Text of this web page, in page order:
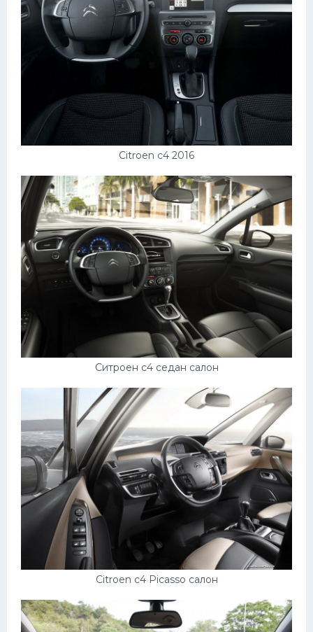
Citroen c4 2016
Ситроен с4 седан салон
Citroen c4 Picasso салон
Мазда
Самокаты
Прогулочные суда
Хендай
Камаз
Автобусы
Хонда
Грузовики
УАЗ
Кадиллак
Поезда
Мотоциклы
Ямаха
Додж
Эмблемы
Спецтехника